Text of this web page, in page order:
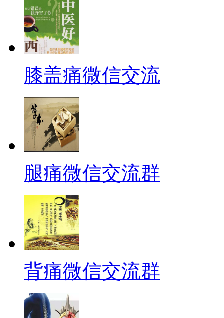
膝盖痛微信交流
腿痛微信交流群
背痛微信交流群